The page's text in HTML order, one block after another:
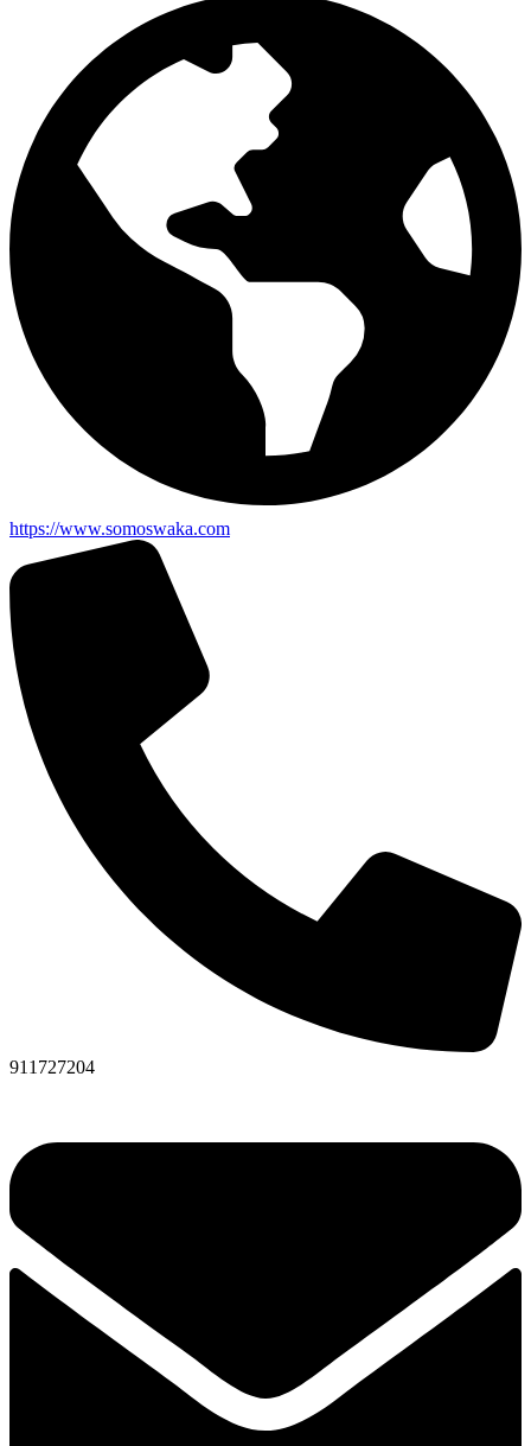
https://www.somoswaka.com
911727204